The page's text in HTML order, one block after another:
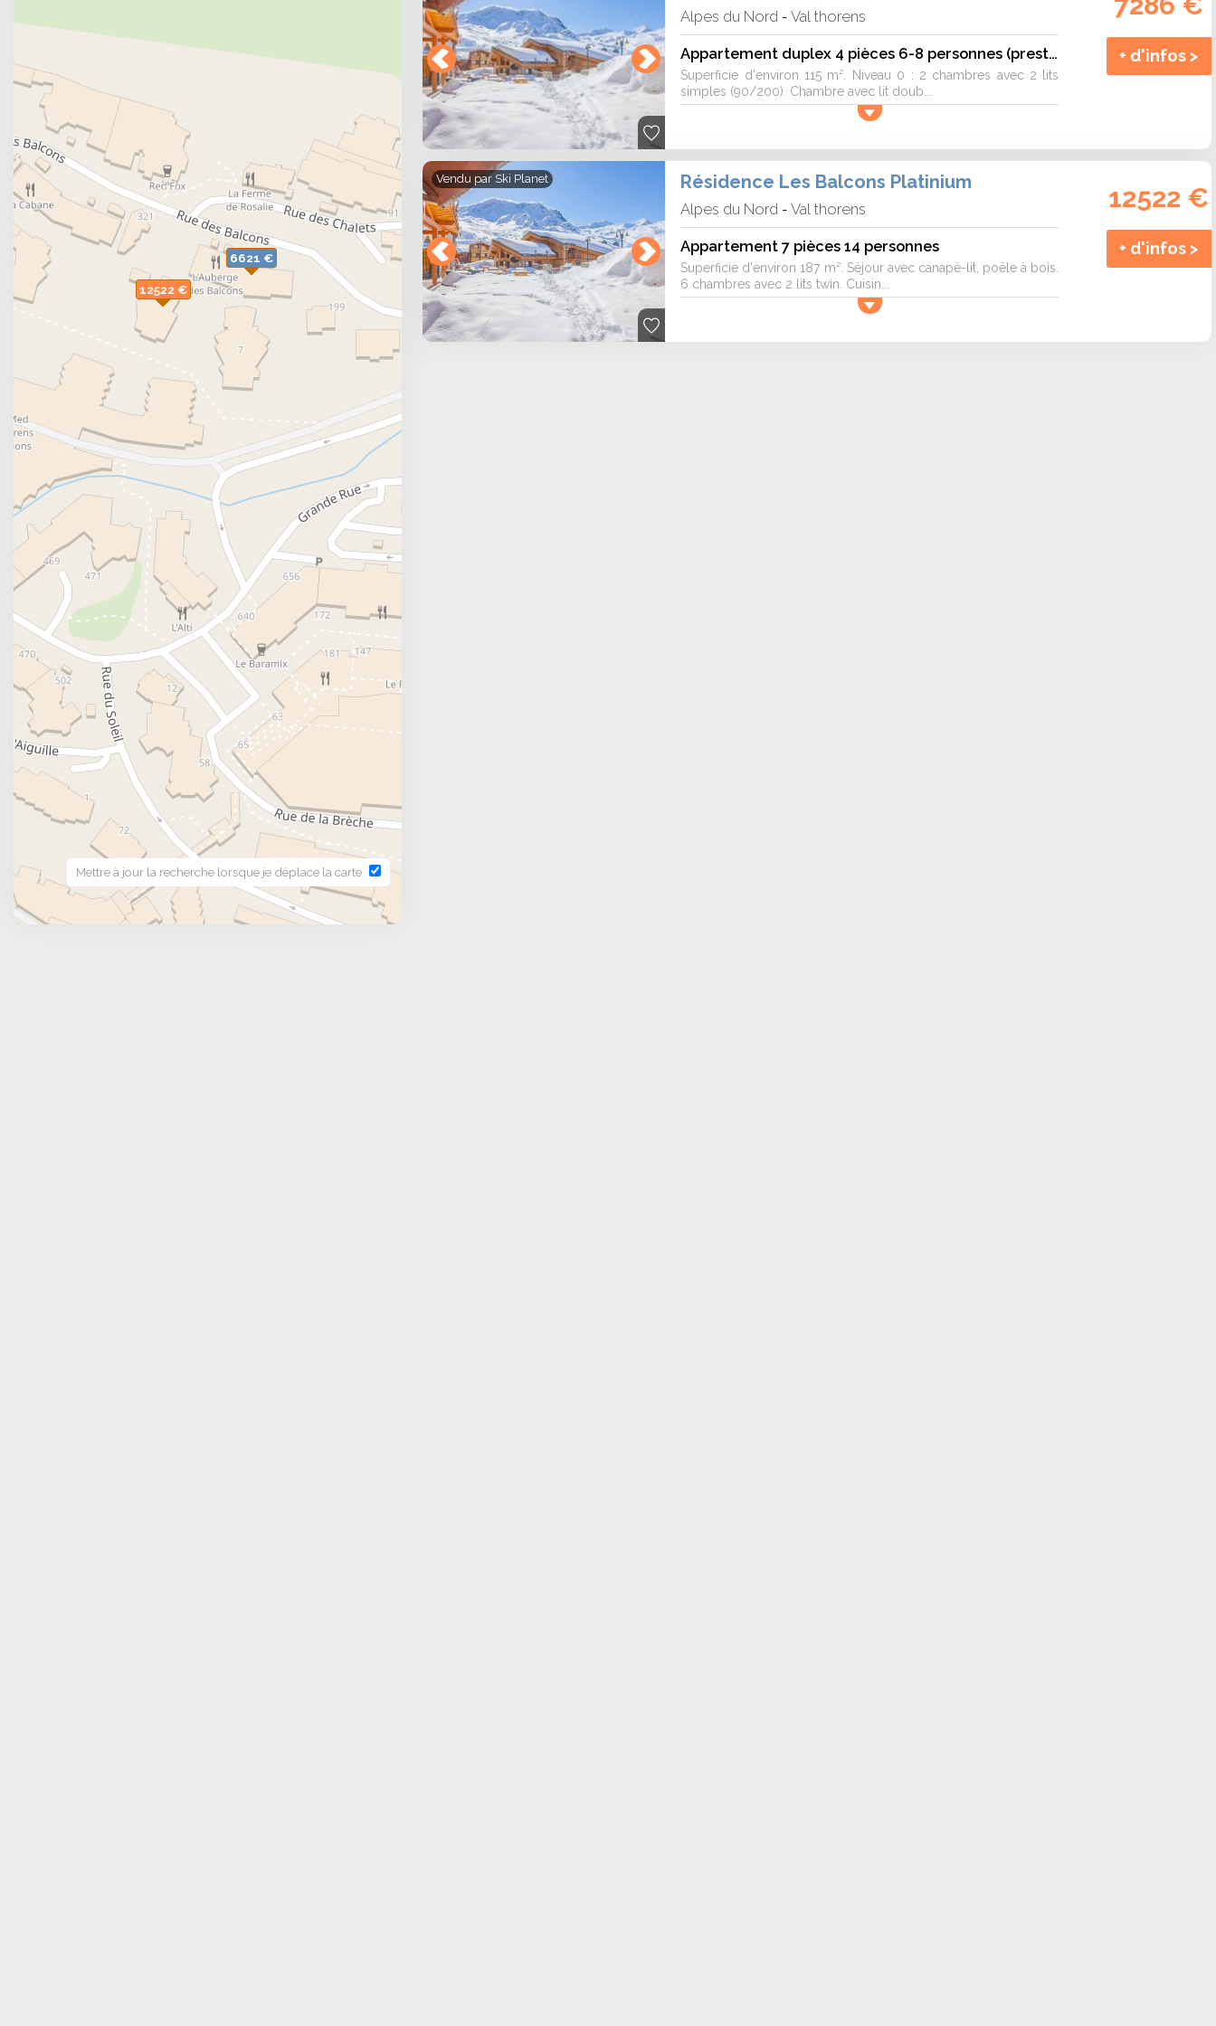
par Le Ski Du Nord Au Sud, La France Du Nord au Sud, Locatour ou Maeva hiver.
Les logements sont évalués en moyenne 8/10 par 19 opinions sur 4 sites marchands.
Adresse : Rue Des Balcons - 73400 VAL THORENS
6621 €
12522 €
Mettre à jour la recherche lorsque je déplace la carte
Alpes du Nord -Val thorens
Appartement duplex 4 pièces 6-8 personnes (prestige)
Superficie d'environ 115 m². Niveau 0 : 2 chambres avec 2 lits
simples (90/200). Chambre avec lit doub...
+ d'infos >
Vendu par Ski Planet Résidence Les Balcons Platinium
Alpes du Nord -Val thorens
Appartement 7 pièces 14 personnes
Superficie d'environ 187 m². Séjour avec canapé-lit, poêle à bois.
6 chambres avec 2 lits twin. Cuisin...
12522 €
+ d'infos >